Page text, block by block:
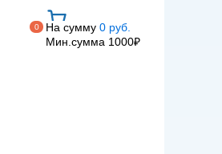
0 На сумму 0 руб.
Мин.сумма 1000₽